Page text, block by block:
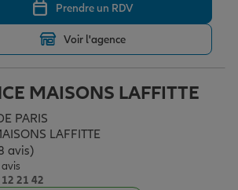
Prendre un RDV
Voir l'agence
MAISONS LAFFITTE
PARIS
LAFFITTE
4.9 sur 5
avis)
21 42